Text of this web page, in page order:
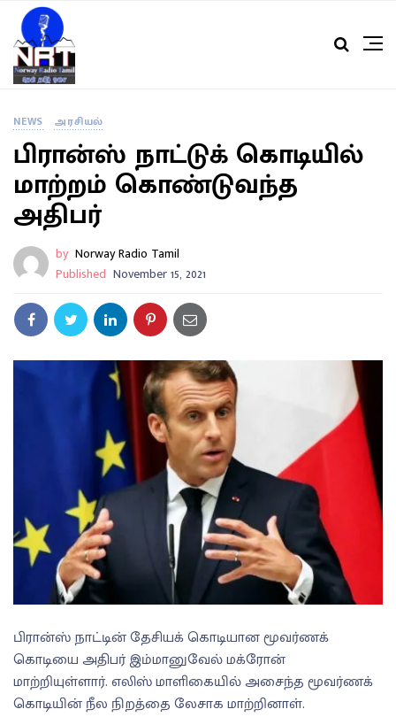
NEWS அரசியல்
பிரான்ஸ் நாட்டுக் கொடியில்
மாற்றம் கொண்டுவந்த
அதிபர்
by Norway Radio Tamil
Published November 15, 2021
பிரான்ஸ் நாட்டின் தேசியக் கொடியான மூவர்ணக்
கொடியை அதிபர் இம்மானுவேல் மக்ரோன்
மாற்றியுள்ளார். எலிஸ் மாளிகையில் அசைந்த மூவர்ணக்
கொடியின் நீல நிறத்தை லேசாக மாற்றினாள்.